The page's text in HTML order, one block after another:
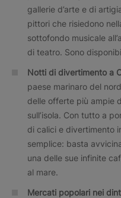
gallerie d’arte e di
pittori che risiedono
sottofondo musicale
di teatro. Sono
Notti di divertimento a
paese marinaro del
delle offerte più ampie
sull’isola. Con tutto a
di calici e divertimento
semplice: basta
una delle sue infinite
al mare.
Mercati popolari nei